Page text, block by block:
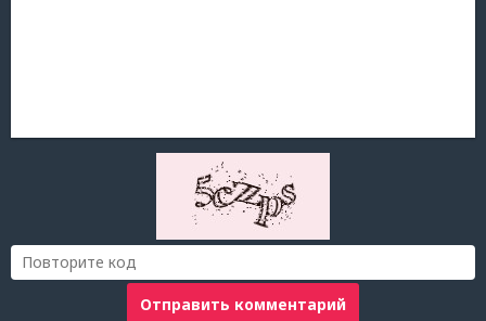
Отправить комментарий